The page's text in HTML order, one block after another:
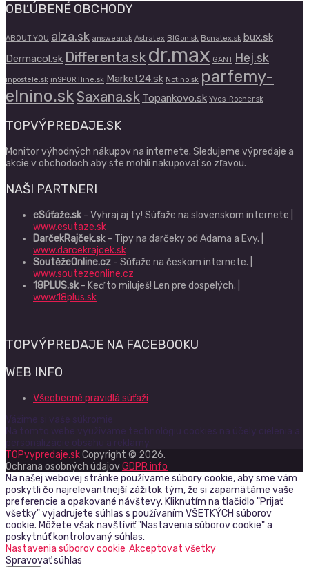
OBĽÚBENÉ OBCHODY
ABOUT YOU alza.sk answear.sk Astratex BIGon.sk Bonatex.sk bux.sk
Dermacol.sk Differenta.skdr.max GANT Hej.sk
inpostele.sk inSPORTline.sk Market24.sk Notino.sk parfemy-
elnino.skSaxana.sk Topankovo.sk Yves-Rocher.sk
TOPVÝPREDAJE.SK
Monitor výhodných nákupov na internete. Sledujeme výpredaje a
akcie v obchodoch aby ste mohli nakupovať so zľavou.
NAŠI PARTNERI
eSúťaže.sk- Vyhraj aj ty! Súťaže na slovenskom internete |
www.esutaze.sk
DarčekRajček.sk - Tipy na darčeky od Adama a Evy. |
www.darcekrajcek.sk
SoutěžeOnline.cz - Súťaže na českom internete. |
www.soutezeonline.cz
18PLUS.sk- Keď to miluješ! Len pre dospelých. |
www.18plus.sk
TOPVÝPREDAJE NA FACEBOOKU
WEB INFO
Všeobecné pravidlá súťaží
Vážime si vaše súkromie
Na tomto webe využívame technológiu cookies na účely cielenia a
personalizácie obsahu a reklamy.
TOPvypredaje.skCopyright © 2026.
Ochrana osobných údajovGDPR info
Na našej webovej stránke používame súbory cookie, aby sme vám
poskytli čo najrelevantnejší zážitok tým, že si zapamätáme vaše
preferencie a opakované návštevy. Kliknutím na tlačidlo "Prijať
všetky" vyjadrujete súhlas s používaním VŠETKÝCH súborov
cookie. Môžete však navštíviť "Nastavenia súborov cookie" a
poskytnúť kontrolovaný súhlas.
Nastavenia súborov cookie Akceptovat všetky
Spravovať súhlas